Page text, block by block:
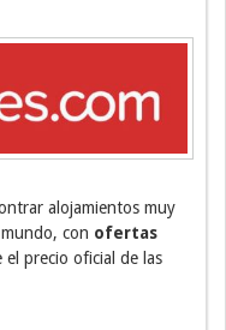
alojamientos muy
con ofertas
el precio oficial de las